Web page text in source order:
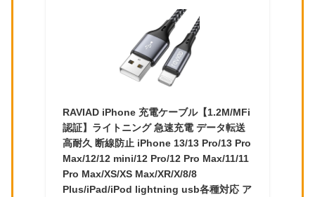
RAVIAD iPhone 充電ケーブル【1.2M/MFi
認証】ライトニング 急速充電 データ転送
高耐久 断線防止 iPhone 13/13 Pro/13 Pro
Max/12/12 mini/12 Pro/12 Pro Max/11/11
Pro Max/XS/XS Max/XR/X/8/8
Plus/iPad/iPod lightning usb各種対応 ア